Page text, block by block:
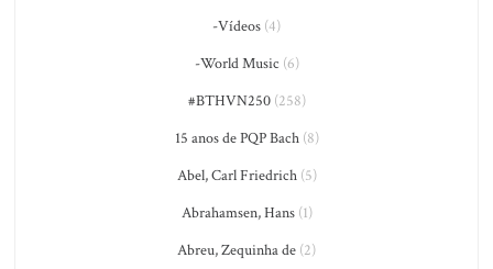
-Vídeos (4)
-World Music (6)
#BTHVN250(258)
15 anos de PQP Bach(8)
Abel, Carl Friedrich(5)
Abrahamsen, Hans(1)
Abreu, Zequinha de (2)